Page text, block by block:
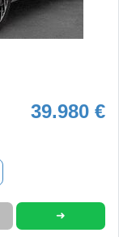
39.980 €
➜